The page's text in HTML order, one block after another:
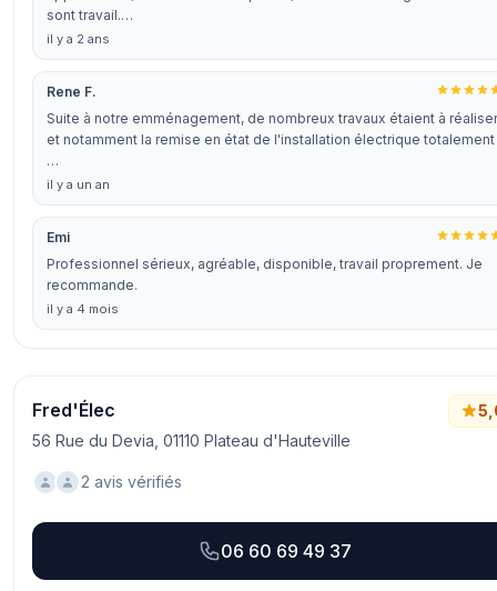
sont travail.…
il y a 2 ans
Rene F.
Suite à notre emménagement, de nombreux travaux étaient à réaliser
et notamment la remise en état de l'installation électrique totalement
…
il y a un an
Emi
Professionnel sérieux, agréable, disponible, travail proprement. Je
recommande.
il y a 4 mois
Fred'Élec
56 Rue du Devia, 01110 Plateau d'Hauteville
2 avis vérifiés
06 60 69 49 37